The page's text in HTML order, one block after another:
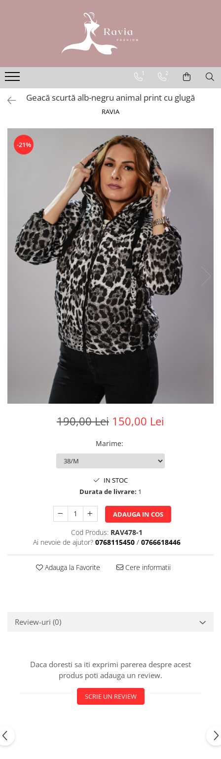
Rochii elegante lungi
Rochii elegante midi
Rochii elegante scurte
Rochii casual
Rochii de nuntă
Rochii de botez
Rochii cu imprimeuri
Rochii elegante cu pene
Rochii mărimi mari
1 2
Geacă scurtă alb-negru animal print cu glugă
RAVIA
-21%
190,00 Lei 150,00 Lei
Marime:
IN STOC
Durata de livrare: 1
ADAUGA IN COS
Cod Produs: RAV478-1
Ai nevoie de ajutor? 0768115450 / 0766618446
Adauga la Favorite Cere informatii
Review-uri (0)
Daca doresti sa iti exprimi parerea despre acest
produs poti adauga un review.
SCRIE UN REVIEW